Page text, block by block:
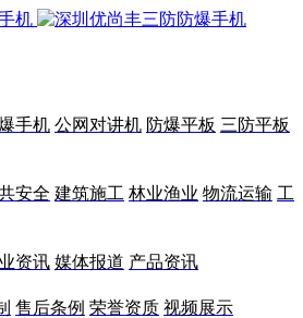
手机 公网对讲机 防爆平板 三防平板
安全 建筑施工 林业渔业 物流运输 工
资讯 媒体报道 产品资讯
售后条例 荣誉资质 视频展示